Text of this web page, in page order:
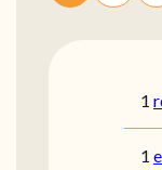
1
1